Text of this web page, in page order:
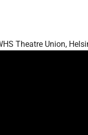
Theatre Union,